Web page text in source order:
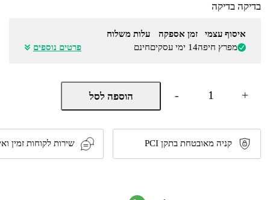
בדיקה בדיקה
איסוף עצמי
מפרץ חיפה
זמן אספקה
14 ימי עסקים
עלות משלוח
חינם
פרטים נוספים
-
כמות
מוצר
+ הוספה לסל
קניה מאובטחת בתקן PCI שירות לקוחות זמין